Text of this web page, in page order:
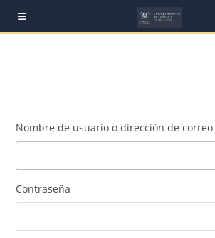
Nombre de usuario o dirección de correo
Contraseña